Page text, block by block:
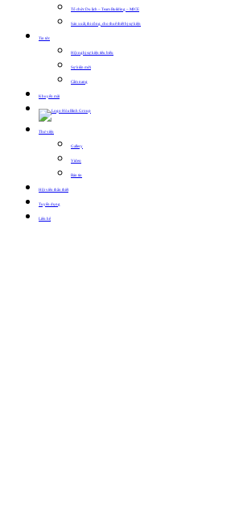
Tổ chức Du lịch – Team Building – MICE
Sản xuất, thi công, cho thuê thiết bị sự kiện
Tin tức
Hội nghị sự kiện tiêu biểu
Sự kiện mới
Cẩm nang
Khuyến mãi
Thư viện
Gallery
Video
Bản tin
Hội viên thân thiết
Tuyển dụng
Liên hệ